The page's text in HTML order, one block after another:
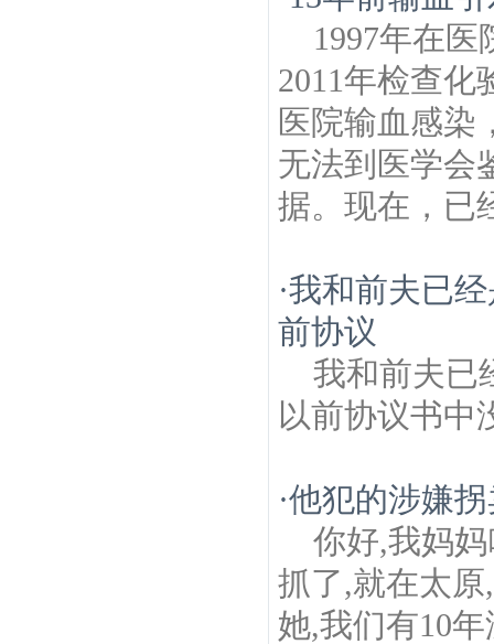
1997年在
2011年检查
医院输血感染
无法到医学会
据。现在，已
·我和前夫已
前协议
我和前夫已
以前协议书中
·他犯的涉嫌
你好,我妈
抓了,就在太
她,我们有10